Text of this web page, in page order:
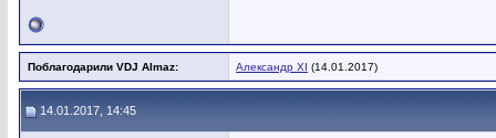
Поблагодарили VDJ Almaz: Александр XI (14.01.2017)
14.01.2017, 14:45